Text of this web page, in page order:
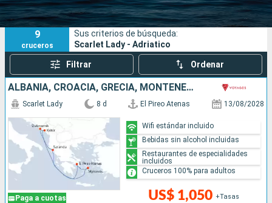
Puertos Compañías
Buscar
9
cruceros
Sus criterios de búsqueda:
Scarlet Lady - Adriatico
Filtrar Ordenar
ALBANIA, CROACIA, GRECIA, MONTENEGRO
Paga a cuotas
Scarlet Lady 8 d El Pireo Atenas 13/08/2028
US$ 1,050 +Tasas
Wifi estándar incluido
Bebidas sin alcohol incluidas
Restaurantes de especialidades
incluidos
Cruceros 100% para adultos